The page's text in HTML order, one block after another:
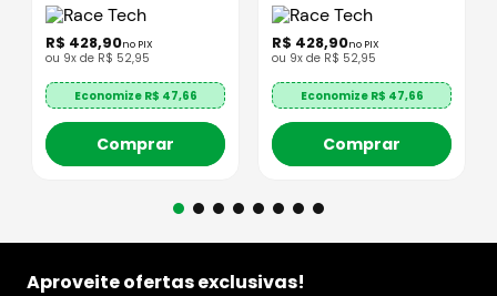
R$ 428,90no PIX
ou 9x de R$ 52,95
Economize R$ 47,66
Comprar
R$ 428,90no PIX
ou 9x de R$ 52,95
Economize R$ 47,66
Comprar
Aproveite ofertas exclusivas!